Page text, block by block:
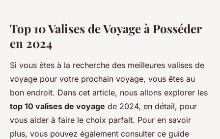
Top 10 Valises de Voyage à Posséder
en 2024
Si vous êtes à la recherche des meilleures valises de
voyage pour votre prochain voyage, vous êtes au
bon endroit. Dans cet article, nous allons explorer les
top 10 valises de voyage de 2024, en détail, pour
vous aider à faire le choix parfait. Pour en savoir
plus, vous pouvez également consulter ce guide